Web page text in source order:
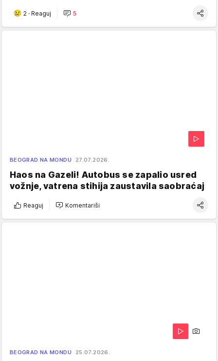
2 · Reaguj 5
BEOGRAD NA MONDU 27.07.2026.
Haos na Gazeli! Autobus se zapalio usred
vožnje, vatrena stihija zaustavila saobraćaj
Reaguj Komentariši
BEOGRAD NA MONDU 25.07.2026.